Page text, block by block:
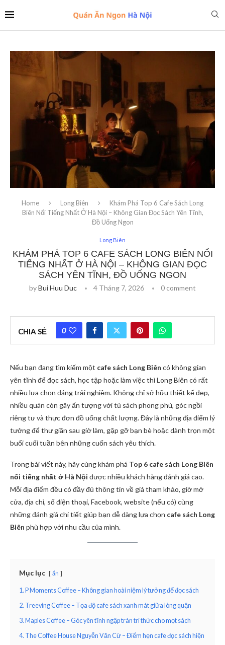
Home Long Biên
Khám Phá Top 6 Cafe Sách Long
Biên Nổi Tiếng Nhất Ở Hà Nội – Không Gian Đọc Sách Yên Tĩnh,
Đồ Uống Ngon
Long Biên
KHÁM PHÁ TOP 6 CAFE SÁCH LONG BIÊN NỔI
TIẾNG NHẤT Ở HÀ NỘI – KHÔNG GIAN ĐỌC
SÁCH YÊN TĨNH, ĐỒ UỐNG NGON
byBui Huu Duc 4 Tháng 7, 2026 0 comment
CHIA SẺ 0
Nếu bạn đang tìm kiếm một cafe sách Long Biên có không gian
yên tĩnh để đọc sách, học tập hoặc làm việc thì Long Biên có rất
nhiều lựa chọn đáng trải nghiệm. Không chỉ sở hữu thiết kế đẹp,
nhiều quán còn gây ấn tượng với tủ sách phong phú, góc ngồi
riêng tư và thực đơn đồ uống chất lượng. Đây là những địa điểm lý
tưởng để thư giãn sau giờ làm, gặp gỡ bạn bè hoặc dành trọn một
buổi cuối tuần bên những cuốn sách yêu thích.
Trong bài viết này, hãy cùng khám phá Top 6 cafe sách Long Biên
nổi tiếng nhất ở Hà Nội được nhiều khách hàng đánh giá cao.
Mỗi địa điểm đều có đầy đủ thông tin về giá tham khảo, giờ mở
cửa, địa chỉ, số điện thoại, Facebook, website (nếu có) cùng
những đánh giá chi tiết giúp bạn dễ dàng lựa chọn cafe sách Long
Biên phù hợp với nhu cầu của mình.
Mục lục ẩn
1. P Moments Coffee – Không gian hoài niệm lý tưởng để đọc sách
2. Treeving Coffee – Tọa độ cafe sách xanh mát giữa lòng quận
3. Maples Coffee – Góc yên tĩnh ngập tràn tri thức cho mọt sách
4. The Coffee House Nguyễn Văn Cừ – Điểm hẹn cafe đọc sách hiện